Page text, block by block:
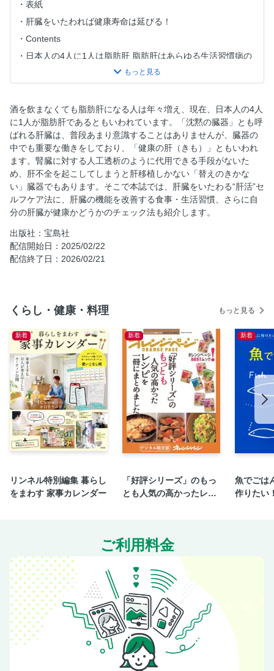
表紙
肝臓をいたわれば健康寿命は延びる！
Contents
日本人の4人に1人は脂肪肝 脂肪肝はあらゆる生活習慣病の
＜Chapter1＞肝臓を弱らせる脂肪肝について知ろう
知っているようで知らない 肝臓の基本
肝臓は膵臓・胆のうとワンチームで働いている
【肝機能低下による症状】肝機能低下によるさまざまな不調
その疲れやすさは肝臓が原因かも？
【脂肪肝とは？】お酒を飲まなくても油断できない 成人の4
人に1人は脂肪肝
【脂肪肝の影響】脂肪肝は単なる肝臓の肥満ではない 肝硬
変やがんの入り口になる
【脂肪肝の分類】生活習慣病による代謝異常も関係 脂肪性
肝疾患の新しい分け方
【脂肪肝の原因（１）】脂肪肝の二大原因はお酒の過剰摂取
【女性の脂肪肝】やせていても安心できない 意外と多い女
性の脂肪肝
【脂肪肝と歯周病】歯周病は万病のもと 脂肪肝も歯周病で
悪化する
【肝臓の病気（１）】肝臓がんにも進行する 肝硬変は症状
が出ないまま進行する
【肝臓の病気（２）】減少傾向にはあるもののウイルス性肝
炎には注意が必要
【肝臓の病気（３）】肝臓のトラブルを放っておくと肝臓が
んや腎臓や心臓の病気にも
査の数値に注目する
〈ドクター栗原コラム（１）〉実はウコンは肝臓に負担をか
【糖質オフ（１）】気がつけばいつの間にか脂肪肝に！体重
と糖質をコントロールする
【糖質オフ（２）】おやつを食べたい場合は高カカオチョコ
か焼きいもに
【糖質オフ（３）】糖質を抑えるためにまずやること 主食
は減らし食物繊維の多いものに
【糖質オフ（４）】脂肪肝や肥満を悪化させる 血糖値の急
激な上昇を避ける
【控えたい食べ物】少なくとも肝臓には大敵 「果物は体に
酒を飲まなくても脂肪肝になる人は年々増え、現在、日本人の4人
に1人が脂肪肝であるともいわれています。「沈黙の臓器」とも呼
ばれる肝臓は、普段あまり意識することはありませんが、臓器の
中でも重要な働きをしており、「健康の肝（きも）」ともいわれ
ます。腎臓に対する人工透析のように代用できる手段がないた
め、肝不全を起こしてしまうと肝移植しかない「替えのきかな
い」臓器でもあります。そこで本誌では、肝臓をいたわる“肝活”セ
ルフケア法に、肝臓の機能を改善する食事・生活習慣、さらに自
分の肝臓が健康かどうかのチェック法も紹介します。
出版社：宝島社
配信開始日：2025/02/22
配信終了日：2026/02/21
くらし・健康・料理 もっと見る
新着
リンネル特別編集 暮らし
をまわす 家事カレンダー
新着
「好評シリーズ」のもっ
とも人気の高かったレシ
新着
魚でごは
作りたい
ご利用料金